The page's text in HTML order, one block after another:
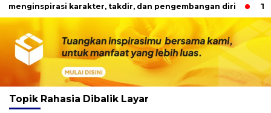
karakter, takdir, dan pengembangan diri
Topik Rahasia Dibalik Layar